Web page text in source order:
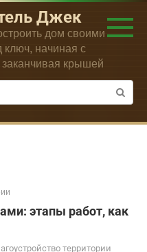
Джек
дом своими
ключ, начиная с
крышей
этапы работ, как
территории